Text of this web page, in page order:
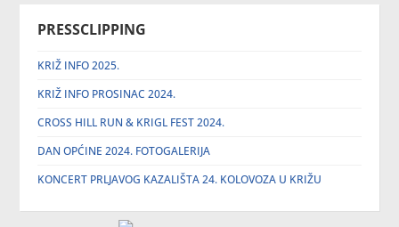
PRESSCLIPPING
KRIŽ INFO 2025.
KRIŽ INFO PROSINAC 2024.
CROSS HILL RUN & KRIGL FEST 2024.
DAN OPĆINE 2024. FOTOGALERIJA
KONCERT PRLJAVOG KAZALIŠTA 24. KOLOVOZA U KRIŽU